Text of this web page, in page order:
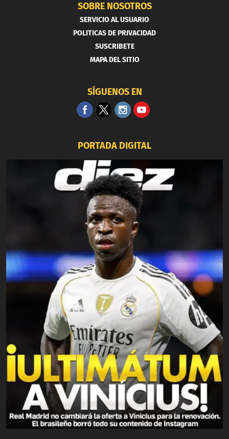
SOBRE NOSOTROS
SERVICIO AL USUARIO
POLITICAS DE PRIVACIDAD
SUSCRIBETE
MAPA DEL SITIO
SÍGUENOS EN
PORTADA DIGITAL